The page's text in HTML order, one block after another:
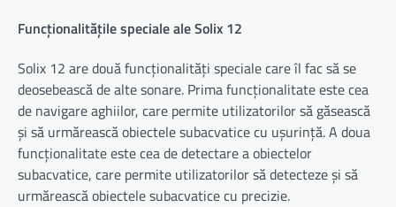
Funcționalitățile speciale ale Solix 12
Solix 12 are două funcționalități speciale care îl fac să se
deosebească de alte sonare. Prima funcționalitate este cea
de navigare aghiilor, care permite utilizatorilor să găsească
și să urmărească obiectele subacvatice cu ușurință. A doua
funcționalitate este cea de detectare a obiectelor
subacvatice, care permite utilizatorilor să detecteze și să
urmărească obiectele subacvatice cu precizie.